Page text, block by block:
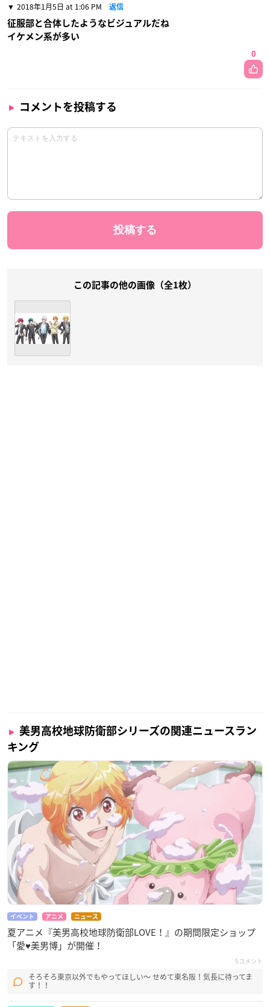
2018年1月5日 at 1:06 PM 返信
征服部と合体したようなビジュアルだね
イケメン系が多い
0
コメントを投稿する
この記事の他の画像（全1枚）
美男高校地球防衛部シリーズの関連ニュースラン
キング
イベント アニメ ニュース
夏アニメ『美男高校地球防衛部LOVE！』の期間限定ショップ
「愛♥美男博」が開催！
5コメント
そろそろ東京以外でもやってほしい〜 せめて東名阪！気長に待ってま
す！！